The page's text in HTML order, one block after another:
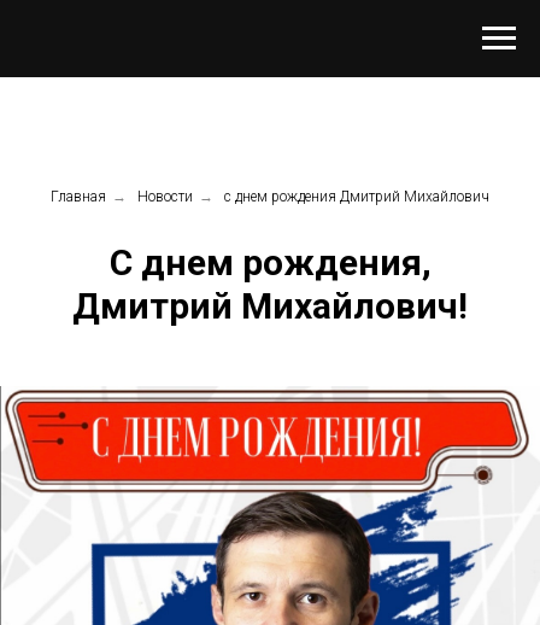
Главная → Новости → с днем рождения Дмитрий Михайлович
С днем рождения,
Дмитрий Михайлович!